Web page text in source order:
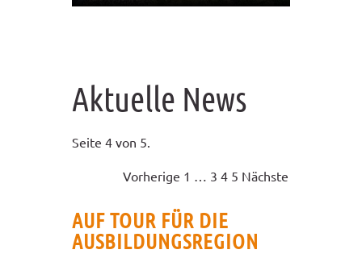
Aktuelle News
Seite 4 von 5.
Vorherige 1 3 4 5 Nächste
AUF TOUR FÜR DIE
AUSBILDUNGSREGION